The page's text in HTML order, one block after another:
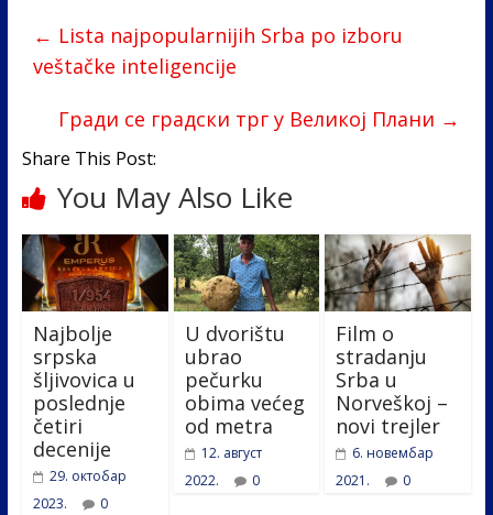
o
o
k
dI
n
← Lista najpopularnijih Srba po izboru
veštačke inteligencije
Гради се градски трг у Великој Плани →
Share This Post:
You May Also Like
Najbolje
srpska
šljivovica u
poslednje
četiri
decenije
29. октобар
2023.
0
U dvorištu
ubrao
pečurku
obima većeg
od metra
12. август
2022.
0
Film o
stradanju
Srba u
Norveškoj –
novi trejler
6. новембар
2021.
0